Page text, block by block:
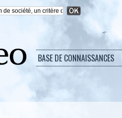
BASE DE CONNAISSANCES